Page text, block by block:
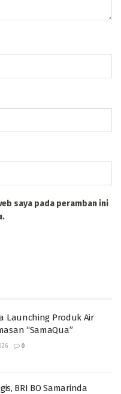
saya pada peramban ini
Launching Produk Air
“SamaQua”
0
BRI BO Samarinda